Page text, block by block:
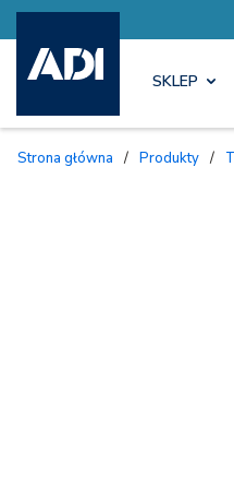
SKLEP
Strona główna / Produkty /